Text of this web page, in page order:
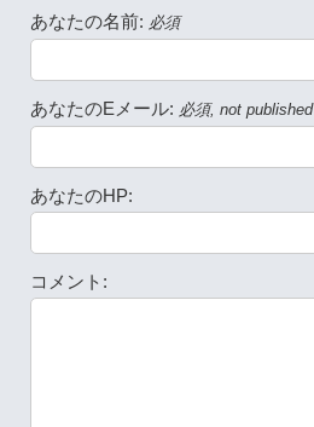
あなたの名前: 必須
あなたのEメール: 必須, not published
あなたのHP:
コメント: